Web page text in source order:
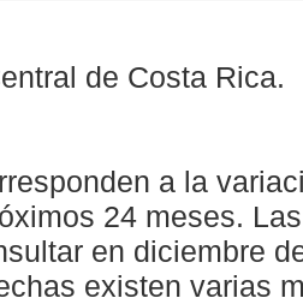
de Costa Rica.
a la
24 meses.
en diciembre
existen varias